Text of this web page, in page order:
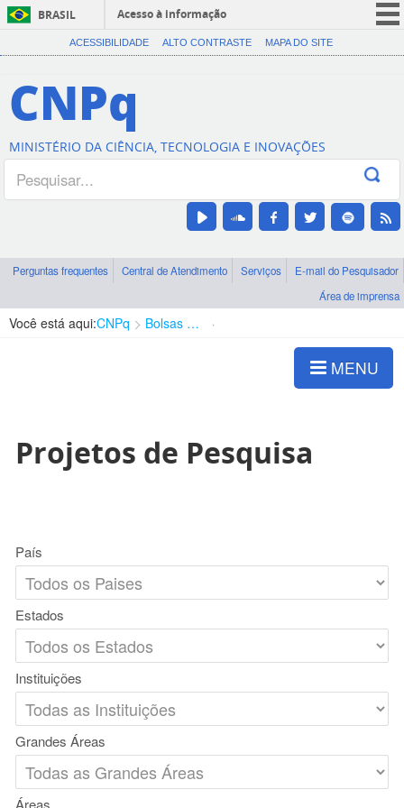
BRASIL
Acesso à informação
CORONAVÍRUS (COVID-19)
Canais
ACESSIBILIDADE ALTO CONTRASTE MAPA DO SITE
CNPq
MINISTÉRIO DA CIÊNCIA, TECNOLOGIA E INOVAÇÕES
Perguntas frequentes Central de Atendimento Serviços
E-mail do Pesquisador
Área de imprensa
Você está aqui:CNPq Bolsas e Auxílios Vigentes
MENU
Projetos de Pesquisa
País
Estados
Instituições
Grandes Áreas
Áreas